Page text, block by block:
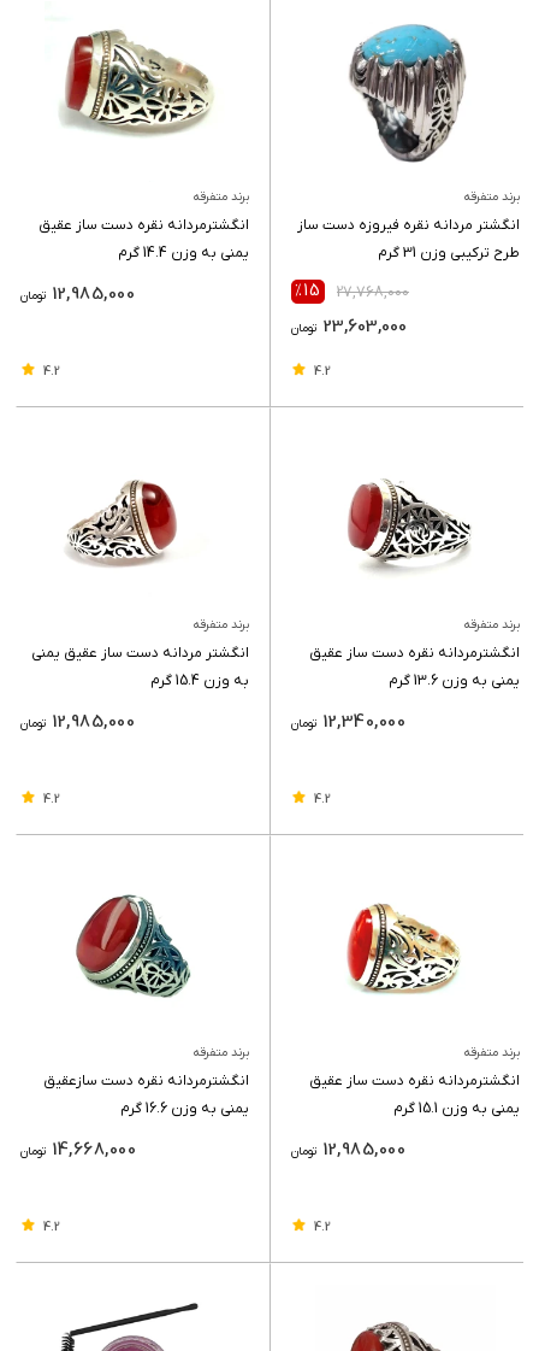
برند متفرقه
انگشتر مردانه نقره فیروزه دست ساز
طرح ترکیبی وزن 31 گرم
٪15 27,768,000
تومان 23,603,000
4.2
برند متفرقه
انگشترمردانه نقره دست ساز عقیق
یمنی به وزن 14.4 گرم
تومان 12,985,000
4.2
برند متفرقه
انگشترمردانه نقره دست ساز عقیق
یمنی به وزن 13.6 گرم
تومان 12,340,000
4.2
برند متفرقه
انگشتر مردانه دست ساز عقیق یمنی
به وزن 15.4 گرم
تومان 12,985,000
4.2
برند متفرقه
انگشترمردانه نقره دست ساز عقیق
یمنی به وزن 15.1 گرم
تومان 12,985,000
4.2
برند متفرقه
انگشترمردانه نقره دست سازعقیق
یمنی به وزن 16.6 گرم
تومان 14,668,000
4.2